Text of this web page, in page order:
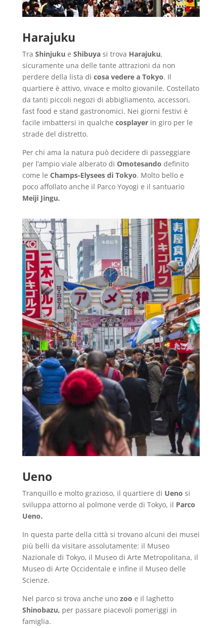
Harajuku
Tra Shinjuku e Shibuya si trova Harajuku,
sicuramente una delle tante attrazioni da non
perdere della lista di cosa vedere a Tokyo. Il
quartiere è attivo, vivace e molto giovanile. Costellato
da tanti piccoli negozi di abbigliamento, accessori,
fast food e stand gastronomici. Nei giorni festivi è
facile imbattersi in qualche cosplayerin giro per le
strade del distretto.
Per chi ama la natura può decidere di passeggiare
per l’ampio viale alberato di Omotesando definito
come le Champs-Elysees di Tokyo. Molto bello e
poco affollato anche il Parco Yoyogi e il santuario
Meiji Jingu.
Ueno
Tranquillo e molto grazioso, il quartiere di Ueno si
sviluppa attorno al polmone verde di Tokyo, il Parco
Ueno.
In questa parte della città si trovano alcuni dei musei
più belli da visitare assolutamente: il Museo
Nazionale di Tokyo, il Museo di Arte Metropolitana, il
Museo di Arte Occidentale e infine il Museo delle
Scienze.
Nel parco si trova anche uno zoo e il laghetto
Shinobazu, per passare piacevoli pomeriggi in
famiglia.